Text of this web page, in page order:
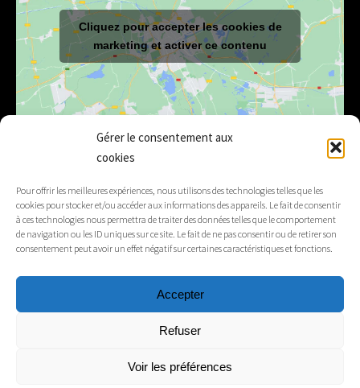
Gérer le consentement aux
cookies
Pour offrir les meilleures expériences, nous utilisons des technologies telles que les
cookies pour stocker et/ou accéder aux informations des appareils. Le fait de consentir
à ces technologies nous permettra de traiter des données telles que le comportement
de navigation ou les ID uniques sur ce site. Le fait de ne pas consentir ou de retirer son
consentement peut avoir un effet négatif sur certaines caractéristiques et fonctions.
Accepter
Refuser
Voir les préférences
Cliquez pour accepter les cookies de
marketing et activer ce contenu
Tél. 04 50 20 91 15
Mentions légales